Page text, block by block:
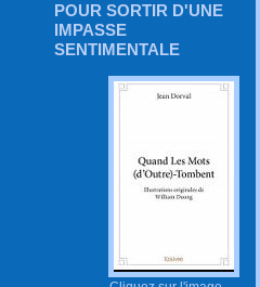
POUR SORTIR D'UNE
IMPASSE
SENTIMENTALE